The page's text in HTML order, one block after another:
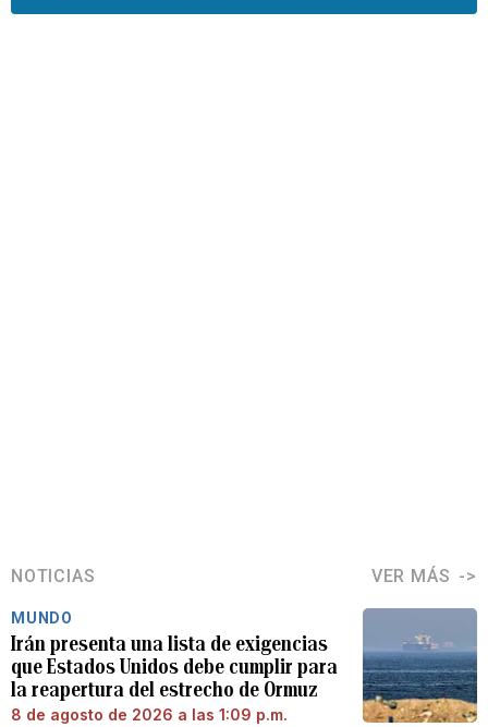
NOTICIAS VER MÁS
MUNDO
Irán presenta una lista de exigencias
que Estados Unidos debe cumplir para
la reapertura del estrecho de Ormuz
8 de agosto de 2026 a las 1:09 p.m.